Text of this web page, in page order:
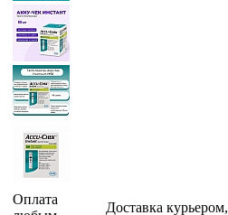
Оплата
Доставка курьером,